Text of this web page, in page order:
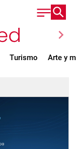
chevron_right
Turismo Arte y